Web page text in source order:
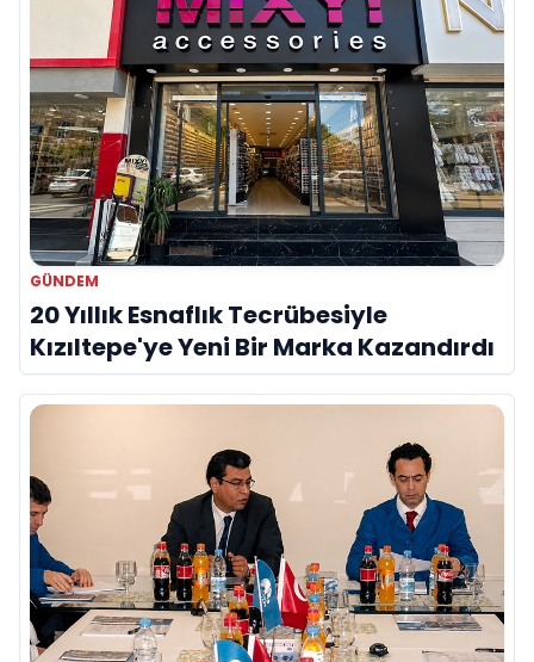
GÜNDEM
20 Yıllık Esnaflık Tecrübesiyle
Kızıltepe'ye Yeni Bir Marka Kazandırdı